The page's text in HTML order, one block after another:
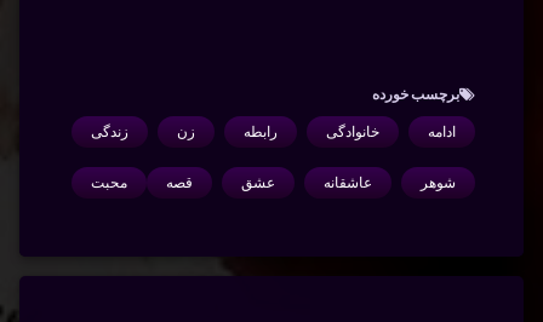
برچسب‌ خورده
ادامه خانوادگی رابطه زن زندگی
شوهر عاشقانه عشق قصه محبت